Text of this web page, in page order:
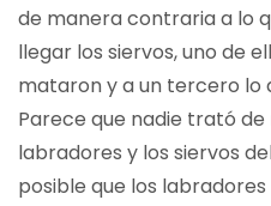
de manera contraria a lo
llegar los siervos, uno de
mataron y a un tercero lo
Parece que nadie trató
labradores y los siervos
posible que los